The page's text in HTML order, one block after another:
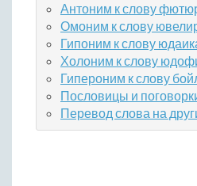
Антоним к слову
Омоним к слову
Гипоним к слову
Холоним к слову
Гипероним к слову
Пословицы и
Перевод слова на